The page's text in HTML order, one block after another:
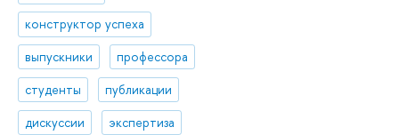
конструктор успеха
выпускники
профессора
студенты
публикации
дискуссии
экспертиза